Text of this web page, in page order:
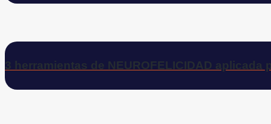
3 herramientas de NEUROFELICIDAD aplicada